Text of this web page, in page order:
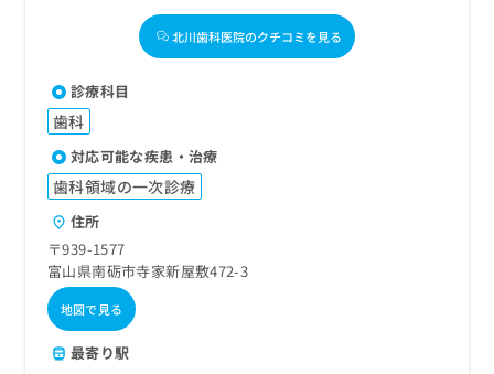
北川歯科医院のクチコミを見る
診療科目
歯科
対応可能な疾患・治療
歯科領域の一次診療
住所
〒939-1577
富山県南砺市寺家新屋敷472-3
地図で見る
最寄り駅